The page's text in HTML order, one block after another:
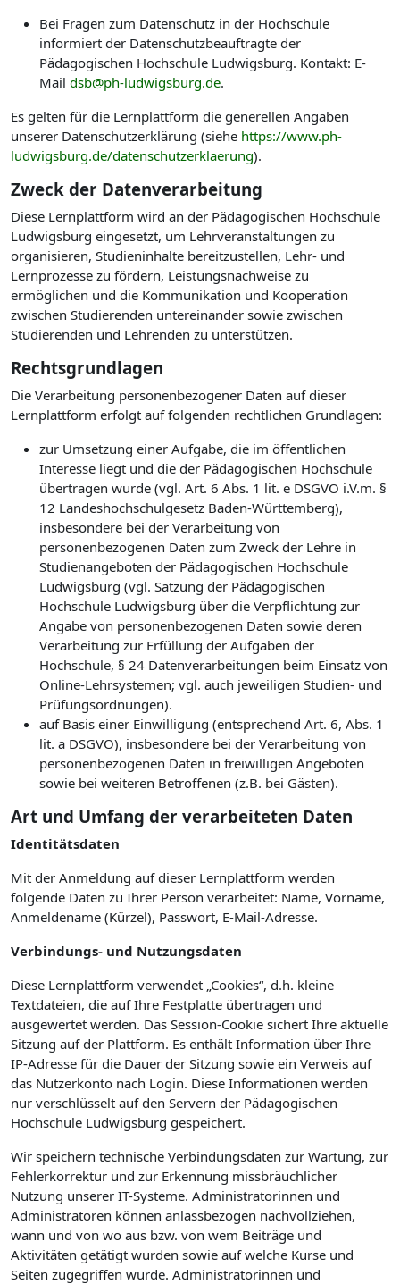
Bei Fragen zum Datenschutz in der Hochschule
informiert der Datenschutzbeauftragte der
Pädagogischen Hochschule Ludwigsburg. Kontakt: E-
Mail dsb@ph-ludwigsburg.de.
Es gelten für die Lernplattform die generellen Angaben
unserer Datenschutzerklärung (siehe https://www.ph-
ludwigsburg.de/datenschutzerklaerung).
Zweck der Datenverarbeitung
Diese Lernplattform wird an der Pädagogischen Hochschule
Ludwigsburg eingesetzt, um Lehrveranstaltungen zu
organisieren, Studieninhalte bereitzustellen, Lehr- und
Lernprozesse zu fördern, Leistungsnachweise zu
ermöglichen und die Kommunikation und Kooperation
zwischen Studierenden untereinander sowie zwischen
Studierenden und Lehrenden zu unterstützen.
Rechtsgrundlagen
Die Verarbeitung personenbezogener Daten auf dieser
Lernplattform erfolgt auf folgenden rechtlichen Grundlagen:
zur Umsetzung einer Aufgabe, die im öffentlichen
Interesse liegt und die der Pädagogischen Hochschule
übertragen wurde (vgl. Art. 6 Abs. 1 lit. e DSGVO i.V.m. §
12 Landeshochschulgesetz Baden-Württemberg),
insbesondere bei der Verarbeitung von
personenbezogenen Daten zum Zweck der Lehre in
Studienangeboten der Pädagogischen Hochschule
Ludwigsburg (vgl. Satzung der Pädagogischen
Hochschule Ludwigsburg über die Verpflichtung zur
Angabe von personenbezogenen Daten sowie deren
Verarbeitung zur Erfüllung der Aufgaben der
Hochschule, § 24 Datenverarbeitungen beim Einsatz von
Online-Lehrsystemen; vgl. auch jeweiligen Studien- und
Prüfungsordnungen).
auf Basis einer Einwilligung (entsprechend Art. 6, Abs. 1
lit. a DSGVO), insbesondere bei der Verarbeitung von
personenbezogenen Daten in freiwilligen Angeboten
sowie bei weiteren Betroffenen (z.B. bei Gästen).
Art und Umfang der verarbeiteten Daten
Identitätsdaten
Mit der Anmeldung auf dieser Lernplattform werden
folgende Daten zu Ihrer Person verarbeitet: Name, Vorname,
Anmeldename (Kürzel), Passwort, E-Mail-Adresse.
Verbindungs- und Nutzungsdaten
Diese Lernplattform verwendet „Cookies“, d.h. kleine
Textdateien, die auf Ihre Festplatte übertragen und
ausgewertet werden. Das Session-Cookie sichert Ihre aktuelle
Sitzung auf der Plattform. Es enthält Information über Ihre
IP-Adresse für die Dauer der Sitzung sowie ein Verweis auf
das Nutzerkonto nach Login. Diese Informationen werden
nur verschlüsselt auf den Servern der Pädagogischen
Hochschule Ludwigsburg gespeichert.
Wir speichern technische Verbindungsdaten zur Wartung, zur
Fehlerkorrektur und zur Erkennung missbräuchlicher
Nutzung unserer IT-Systeme. Administratorinnen und
Administratoren können anlassbezogen nachvollziehen,
wann und von wo aus bzw. von wem Beiträge und
Aktivitäten getätigt wurden sowie auf welche Kurse und
Seiten zugegriffen wurde. Administratorinnen und